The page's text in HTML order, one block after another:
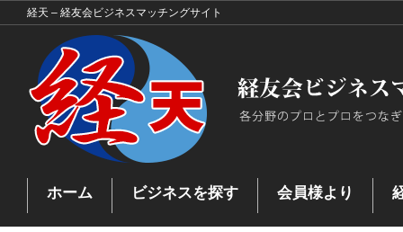
経天 – 経友会ビジネスマッチングサイト
ホーム ビジネスを探す 会員様より